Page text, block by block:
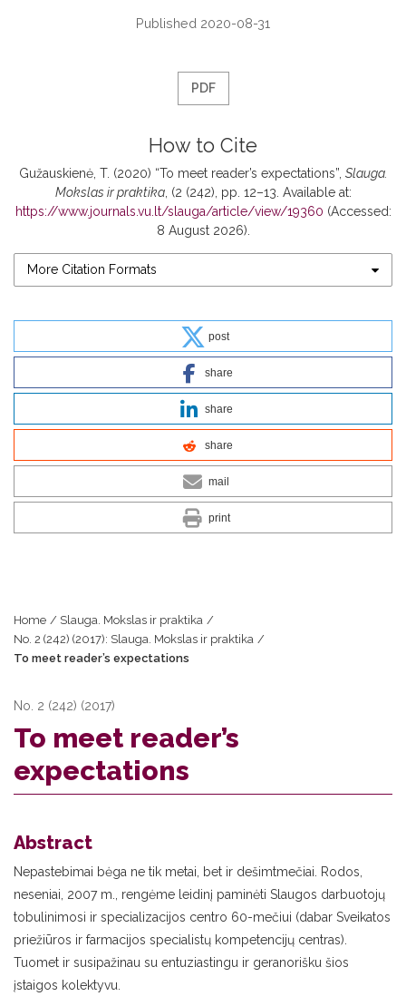
Published 2020-08-31
PDF
How to Cite
Gužauskienė, T. (2020) “To meet reader’s expectations”, Slauga.
Mokslas ir praktika, (2 (242), pp. 12–13. Available at:
https://www.journals.vu.lt/slauga/article/view/19360 (Accessed:
8 August 2026).
More Citation Formats
post
share
share
share
mail
print
Home / Slauga. Mokslas ir praktika /
No. 2 (242) (2017): Slauga. Mokslas ir praktika /
To meet reader’s expectations
No. 2 (242) (2017)
To meet reader’s
expectations
Abstract
Nepastebimai bėga ne tik metai, bet ir dešimtmečiai. Rodos,
neseniai, 2007 m., rengėme leidinį paminėti Slaugos darbuotojų
tobulinimosi ir specializacijos centro 60-mečiui (dabar Sveikatos
priežiūros ir farmacijos specialistų kompetencijų centras).
Tuomet ir susipažinau su entuziastingu ir geranorišku šios
įstaigos kolektyvu.